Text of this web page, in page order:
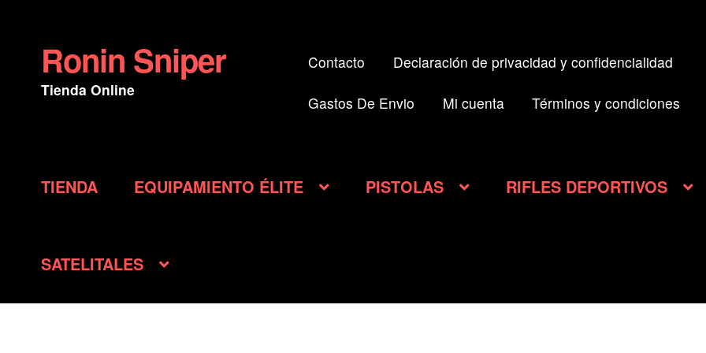
Ir
a
la
Ir
al
contenido
Ronin Sniper
Tienda Online
Contacto Declaración de privacidad y confidencialidad
Gastos De Envio Mi cuenta Términos y condiciones
TIENDA EQUIPAMIENTO ÉLITE PISTOLAS RIFLES DEPORTIVOS
SATELITALES